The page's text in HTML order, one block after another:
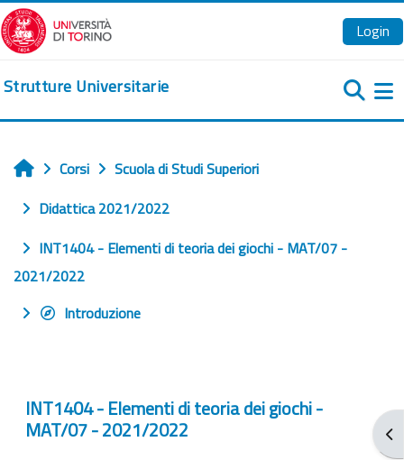
Vai al contenuto principale
Login
Strutture Universitarie
Home
Corsi
Scuola di Studi Superiori
Didattica 2021/2022
INT1404 - Elementi di teoria dei giochi - MAT/07 -
2021/2022
Introduzione
INT1404 - Elementi di teoria dei giochi -
MAT/07 - 2021/2022